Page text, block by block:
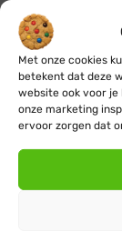
Met onze cookies
betekent dat deze
website ook voor je
onze marketing
ervoor zorgen dat
Al onze fairy
dus
en